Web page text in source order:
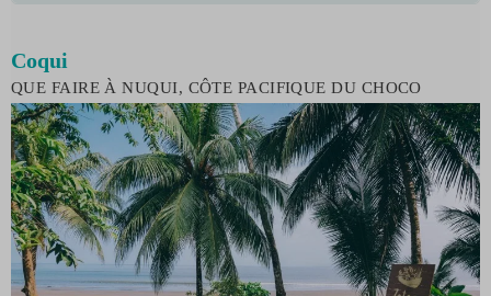
Coqui
QUE FAIRE À NUQUI, CÔTE PACIFIQUE DU CHOCO